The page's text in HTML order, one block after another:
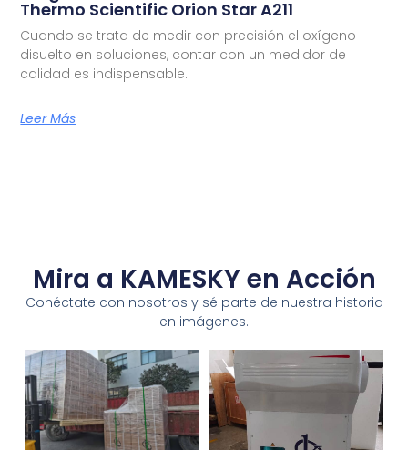
Thermo Scientific Orion Star A211
Cuando se trata de medir con precisión el oxígeno
disuelto en soluciones, contar con un medidor de
calidad es indispensable.
Leer Más
Mira a KAMESKY en Acción
Conéctate con nosotros y sé parte de nuestra historia
en imágenes.